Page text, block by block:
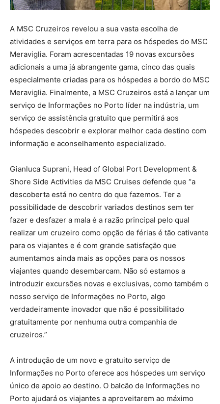
A MSC Cruzeiros revelou a sua vasta escolha de
atividades e serviços em terra para os hóspedes do MSC
Meraviglia. Foram acrescentadas 19 novas excursões
adicionais a uma já abrangente gama, cinco das quais
especialmente criadas para os hóspedes a bordo do MSC
Meraviglia. Finalmente, a MSC Cruzeiros está a lançar um
serviço de Informações no Porto líder na indústria, um
serviço de assistência gratuito que permitirá aos
hóspedes descobrir e explorar melhor cada destino com
informação e aconselhamento especializado.
Gianluca Suprani, Head of Global Port Development &
Shore Side Activities da MSC Cruises defende que “a
descoberta está no centro do que fazemos. Ter a
possibilidade de descobrir variados destinos sem ter
fazer e desfazer a mala é a razão principal pelo qual
realizar um cruzeiro como opção de férias é tão cativante
para os viajantes e é com grande satisfação que
aumentamos ainda mais as opções para os nossos
viajantes quando desembarcam. Não só estamos a
introduzir excursões novas e exclusivas, como também o
nosso serviço de Informações no Porto, algo
verdadeiramente inovador que não é possibilitado
gratuitamente por nenhuma outra companhia de
cruzeiros.”
A introdução de um novo e gratuito serviço de
Informações no Porto oferece aos hóspedes um serviço
único de apoio ao destino. O balcão de Informações no
Porto ajudará os viajantes a aproveitarem ao máximo